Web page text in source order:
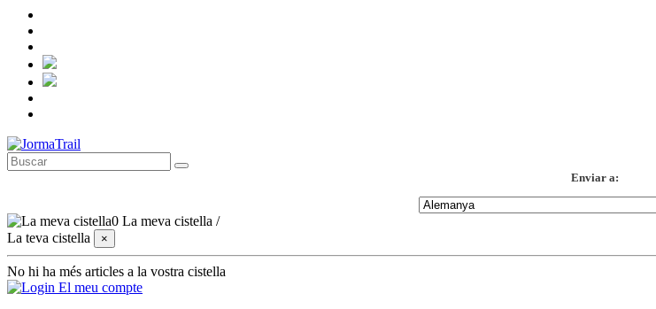
Enviar a:
0 La meva cistella /
La teva cistella
×
No hi ha més articles a la vostra cistella
El meu compte